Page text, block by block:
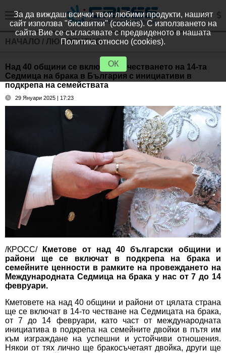
НАЧАЛО / ЛЮБОПИТНО
Над 40 общини се включват в честването на 14-та
Седмица на брака в България с инициативи в
подкрепа на семействата
29 Януари 2025 | 17:23
/КРОСС/
Кметове от над 40 български общини и
райони ще се включат в подкрепа на брака и
семейните ценности в рамките на провеждането на
Международната Седмица на брака у нас от 7 до 14
февруари.
Кметовете на над 40 общини и райони от цялата страна
ще се включат в 14-то честване на Седмицата на брака,
от 7 до 14 февруари, като част от международната
инициатива в подкрепа на семейните двойки в пътя им
към изграждане на успешни и устойчиви отношения.
Някои от тях лично ще бракосъчетаят двойка, други ще
За да виждаш всички твои любими продукти, нашият
сайт използва "бисквитки" (cookies). С използването на
сайта Вие се съгласявате с предвиденото в нашата
Политика относно (cookies).
ОК